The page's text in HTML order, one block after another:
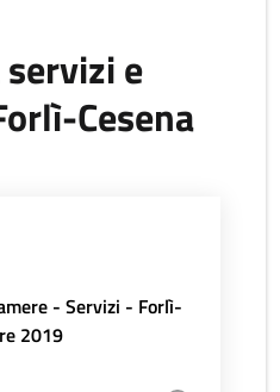
e
Cesena
- Servizi - Forlì-
2019